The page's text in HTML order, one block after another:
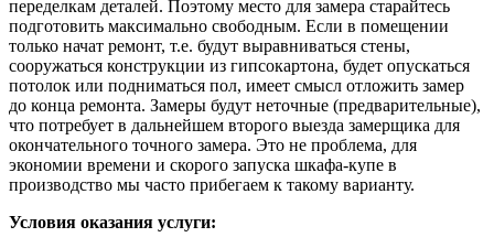
переделкам деталей. Поэтому место для замера старайтесь
подготовить максимально свободным. Если в помещении
только начат ремонт, т.е. будут выравниваться стены,
сооружаться конструкции из гипсокартона, будет опускаться
потолок или подниматься пол, имеет смысл отложить замер
до конца ремонта. Замеры будут неточные (предварительные),
что потребует в дальнейшем второго выезда замерщика для
окончательного точного замера. Это не проблема, для
экономии времени и скорого запуска шкафа-купе в
производство мы часто прибегаем к такому варианту.
Условия оказания услуги: